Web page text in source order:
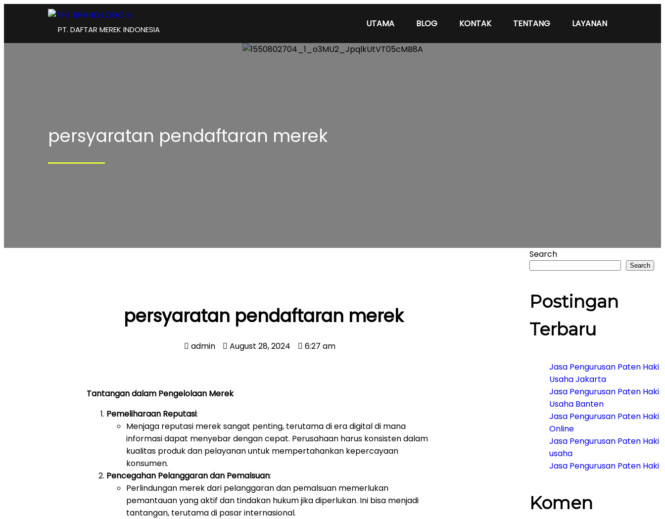
PT. DAFTAR MEREK INDONESIA
UTAMA BLOG KONTAK TENTANG LAYANAN
persyaratan pendaftaran merek
persyaratan pendaftaran merek
admin August 28, 2024 6:27 am
Tantangan dalam Pengelolaan Merek
Pemeliharaan Reputasi:
Menjaga reputasi merek sangat penting, terutama di era digital di mana
informasi dapat menyebar dengan cepat. Perusahaan harus konsisten dalam
kualitas produk dan pelayanan untuk mempertahankan kepercayaan
konsumen.
Pencegahan Pelanggaran dan Pemalsuan:
Perlindungan merek dari pelanggaran dan pemalsuan memerlukan
pemantauan yang aktif dan tindakan hukum jika diperlukan. Ini bisa menjadi
tantangan, terutama di pasar internasional.
Search
Search
Postingan
Terbaru
Jasa Pengurusan Paten Haki
Usaha Jakarta
Jasa Pengurusan Paten Haki
Usaha Banten
Jasa Pengurusan Paten Haki
Online
Jasa Pengurusan Paten Haki
usaha
Jasa Pengurusan Paten Haki
Komen